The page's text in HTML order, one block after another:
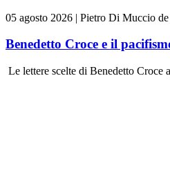
05 agosto 2026 | Pietro Di Muccio
Benedetto Croce e il
Le lettere scelte di Benedetto Croce